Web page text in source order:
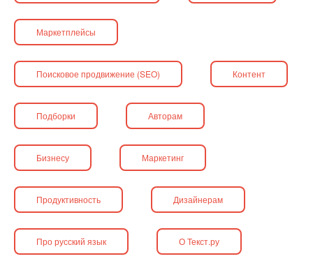
Маркетплейсы
Поисковое продвижение (SEO) Контент
Подборки Авторам
Бизнесу Маркетинг
Продуктивность Дизайнерам
Про русский язык О Текст.ру